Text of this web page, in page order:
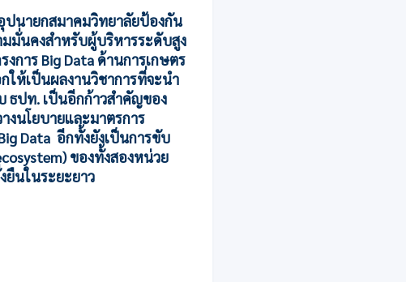
ปนายกสมาคมวิทยาลัยป้องกัน
มั่นคงสำหรับผู้บริหารระดับสูง
การ Big Data ด้านการเกษตร
ให้เป็นผลงานวิชาการที่จะนำ
ธปท. เป็นอีกก้าวสำคัญของ
นโยบายและมาตรการ
Data อีกทั้งยังเป็นการขับ
ของทั้งสองหน่วย
นในระยะยาว